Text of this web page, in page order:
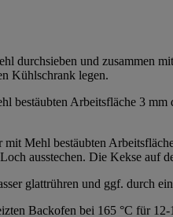
durchsieben und zusammen
Kühlschrank legen.
bestäubten Arbeitsfläche 3
Mehl bestäubten
ausstechen. Die Kekse auf
glattrühren und ggf. durch
Backofen bei 165 °C für